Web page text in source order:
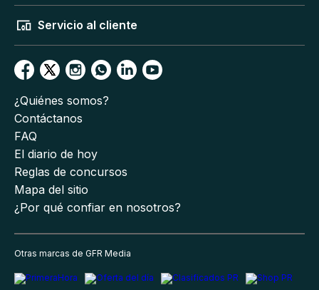
Servicio al cliente
¿Quiénes somos?
Contáctanos
FAQ
El diario de hoy
Reglas de concursos
Mapa del sitio
¿Por qué confiar en nosotros?
Otras marcas de GFR Media